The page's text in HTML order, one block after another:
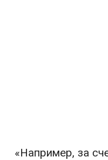
«Например, за